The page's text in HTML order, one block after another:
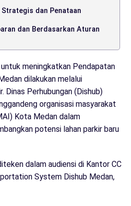
dan Penataan
dan Berdasarkan Aturan
meningkatkan Pendapatan
dilakukan melalui
Dinas Perhubungan (Dishub)
organisasi masyarakat
Kota Medan dalam
potensi lahan parkir baru
dalam audiensi di Kantor CC
System Dishub Medan,